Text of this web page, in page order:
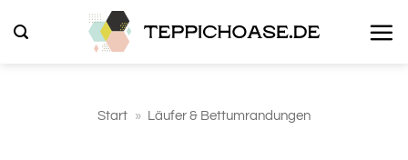
Inhalt
Start » Läufer & Bettumrandungen